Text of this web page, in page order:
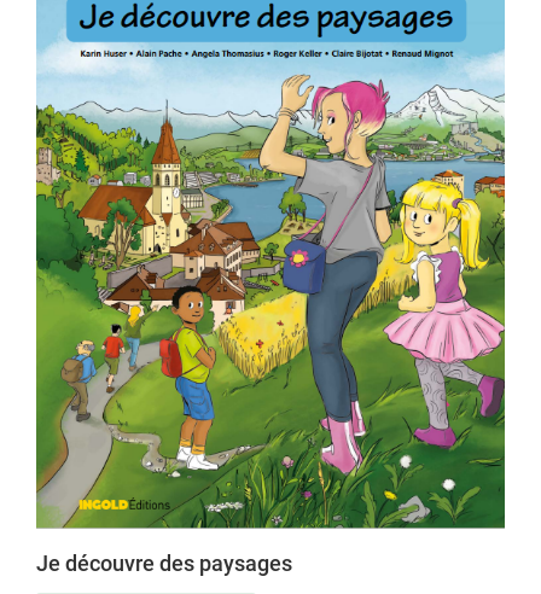
Je découvre des paysages